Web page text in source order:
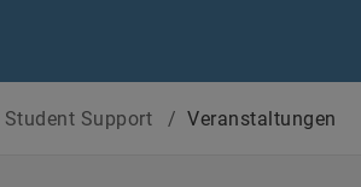
Student Support / Veranstaltungen